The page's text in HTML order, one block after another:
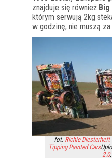
znajduje się również Big
którym serwują 2kg
w godzinę, nie muszą za
fot. Richie Diesterheft
Tipping Painted Cars
2.0,